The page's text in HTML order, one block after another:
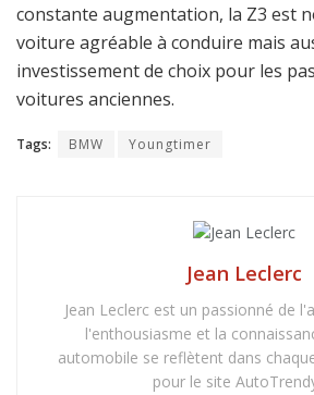
constante augmentation, la Z3 est
voiture agréable à conduire mais
investissement de choix pour les
voitures anciennes.
Tags: BMW Youngtimer
Jean Leclerc
Jean Leclerc est un passionné de
l'enthousiasme et la
automobile se reflètent dans
pour le site